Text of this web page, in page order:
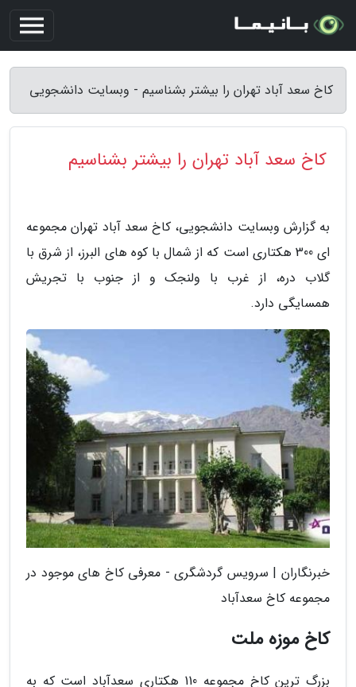
کاخ سعد آباد تهران را بیشتر بشناسیم - وبسایت دانشجویی
کاخ سعد آباد تهران را بیشتر بشناسیم
به گزارش وبسایت دانشجویی، کاخ سعد آباد تهران مجموعه
ای 300 هکتاری است که از شمال با کوه های البرز، از شرق با
گلاب دره، از غرب با ولنجک و از جنوب با تجریش
همسایگی دارد.
خبرنگاران | سرویس گردشگری - معرفی کاخ های موجود در
مجموعه کاخ سعدآباد
کاخ موزه ملت
بزرگ ترین کاخ مجموعه 110 هکتاری سعدآباد است که به